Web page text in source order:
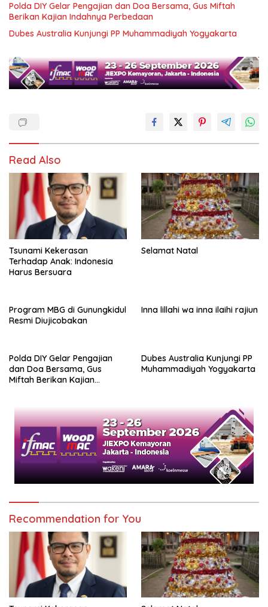
Polda DIY Gelar Pengajian dan Doa Bersama, Gus Miftah
Berikan Kajian Indahnya Perbedaan
Dubes Australia Kunjungi PP Muhammadiyah Yogyakarta
Read Also
Tsunami Kekerasan
Terhadap Anak: Indonesia
Harus Bersuara
Selamat Natal
Program MBG di Gunungkidul
Resmi Diujicobakan
Inna lillahi wa inna ilaihi rajiun
Polda DIY Gelar Pengajian
dan Doa Bersama, Gus
Miftah Berikan Kajian
Dubes Australia Kunjungi PP
Muhammadiyah Yogyakarta
Recommendation for You